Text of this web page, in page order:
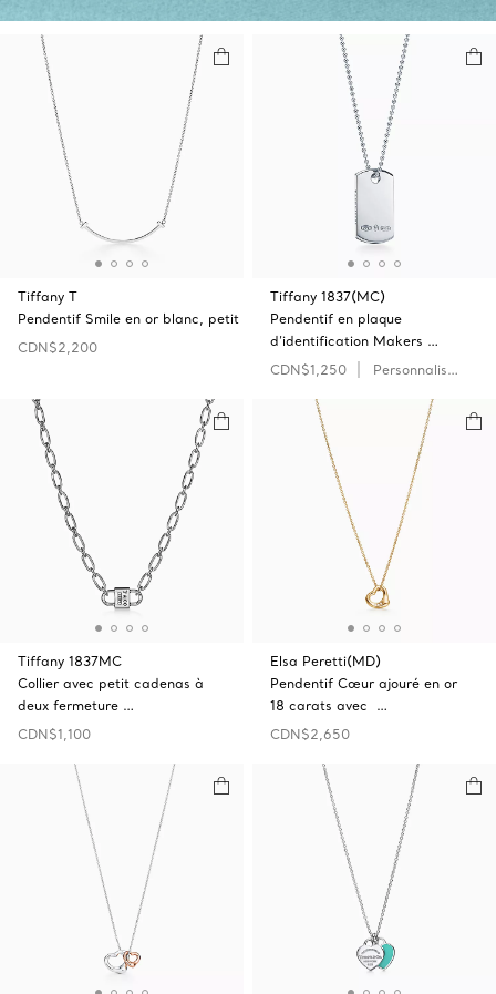
Tiffany T
Pendentif Smile en or blanc, petit
CDN$2,200
Tiffany 1837(MC)
Pendentif en plaque
d’identification Makers …
CDN$1,250
Personnaliser
Tiffany 1837MC
Collier avec petit cadenas à
deux fermeture …
CDN$1,100
Elsa Peretti(MD)
Pendentif Cœur ajouré en or
18 carats avec …
CDN$2,650